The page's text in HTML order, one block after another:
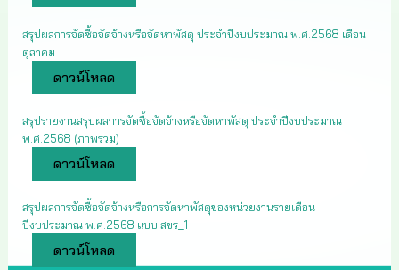
สรุปผลการจัดซื้อจัดจ้างหรือจัดหาพัสดุ ประจำปีงบประมาณ พ.ศ.2568 เดือน
ตุลาคม
ดาวน์โหลด
สรุปรายงานสรุปผลการจัดซื้อจัดจ้างหรือจัดหาพัสดุ ประจำปีงบประมาณ
พ.ศ.2568 (ภาพรวม)
ดาวน์โหลด
สรุปผลการจัดซื้อจัดจ้างหรือการจัดหาพัสดุของหน่วยงานรายเดือน
ปีงบประมาณ พ.ศ.2568 แบบ สขร_1
ดาวน์โหลด